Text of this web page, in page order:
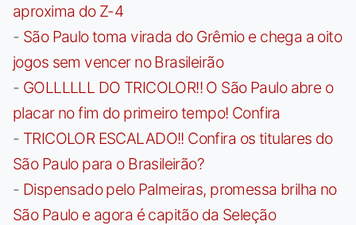
aproxima do Z-4
- São Paulo toma virada do Grêmio e chega a oito
jogos sem vencer no Brasileirão
- GOLLLLLL DO TRICOLOR!! O São Paulo abre o
placar no fim do primeiro tempo! Confira
- TRICOLOR ESCALADO!! Confira os titulares do
São Paulo para o Brasileirão?
- Dispensado pelo Palmeiras, promessa brilha no
São Paulo e agora é capitão da Seleção